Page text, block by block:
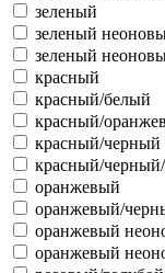
зеленый
зеленый
зеленый
красный
красный/белый
красный/
красный/черный
красный/
оранжевый
оранжевый/
оранжевый
оранжевый